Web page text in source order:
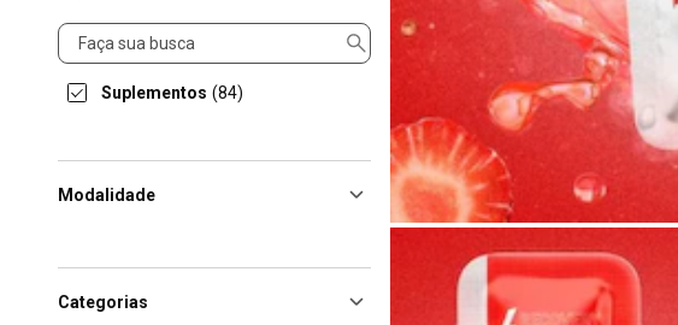
Esportes
Suplementos (84)
Modalidade
Categorias